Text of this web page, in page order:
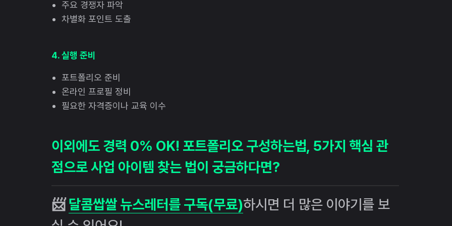
주요 경쟁자 파악
차별화 포인트 도출
4. 실행 준비
포트폴리오 준비
온라인 프로필 정비
필요한 자격증이나 교육 이수
이외에도 경력 0% OK! 포트폴리오 구성하는법, 5가지 핵심 관
점으로 사업 아이템 찾는 법이 궁금하다면?
📨달콤쌉쌀 뉴스레터를 구독(무료)하시면 더 많은 이야기를 보